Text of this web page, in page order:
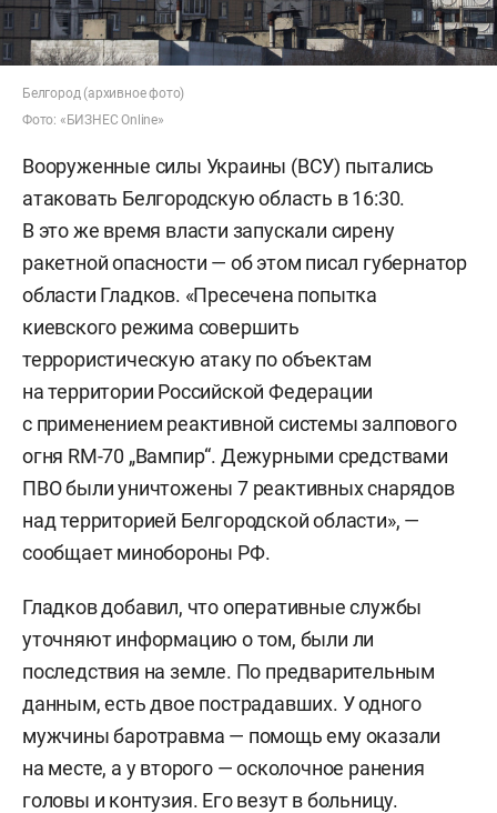
Белгород (архивное фото)
Фото: «БИЗНЕС Online»
Вооруженные силы Украины (ВСУ) пытались
атаковать Белгородскую область в 16:30.
В это же время власти запускали сирену
ракетной опасности — об этом писал губернатор
области Гладков. «Пресечена попытка
киевского режима совершить
террористическую атаку по объектам
на территории Российской Федерации
с применением реактивной системы залпового
огня RM-70 „Вампир“. Дежурными средствами
ПВО были уничтожены 7 реактивных снарядов
над территорией Белгородской области», —
сообщает минобороны РФ.
Гладков добавил, что оперативные службы
уточняют информацию о том, были ли
последствия на земле. По предварительным
данным, есть двое пострадавших. У одного
мужчины баротравма — помощь ему оказали
на месте, а у второго — осколочное ранения
головы и контузия. Его везут в больницу.